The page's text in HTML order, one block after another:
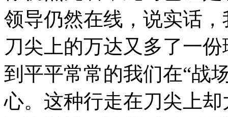
领导仍然在线，说实话
刀尖上的万达又多了一
到平平常常的我们在“战
心。这种行走在刀尖上